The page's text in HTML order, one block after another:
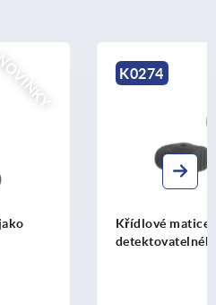
matice "Miniwing" z plastu